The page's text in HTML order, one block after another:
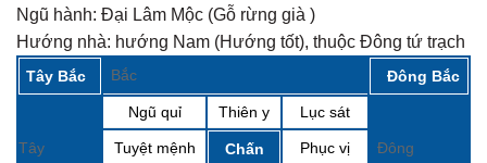
Ngũ hành: Đại Lâm Mộc (Gỗ rừng già )
Hướng nhà: hướng Nam (Hướng tốt), thuộc Đông tứ trạch
Tây Bắc Bắc Đông Bắc
Tây
Ngũ quỉ Thiên y Lục sát
Đông
Tuyệt mệnh Chấn Phục vị